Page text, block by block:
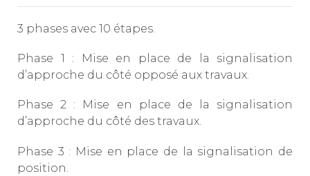
3 phases avec 10 étapes.
Phase 1 : Mise en place de la signalisation
d’approche du côté opposé aux travaux.
Phase 2 : Mise en place de la signalisation
d’approche du côté des travaux.
Phase 3 : Mise en place de la signalisation de
position.